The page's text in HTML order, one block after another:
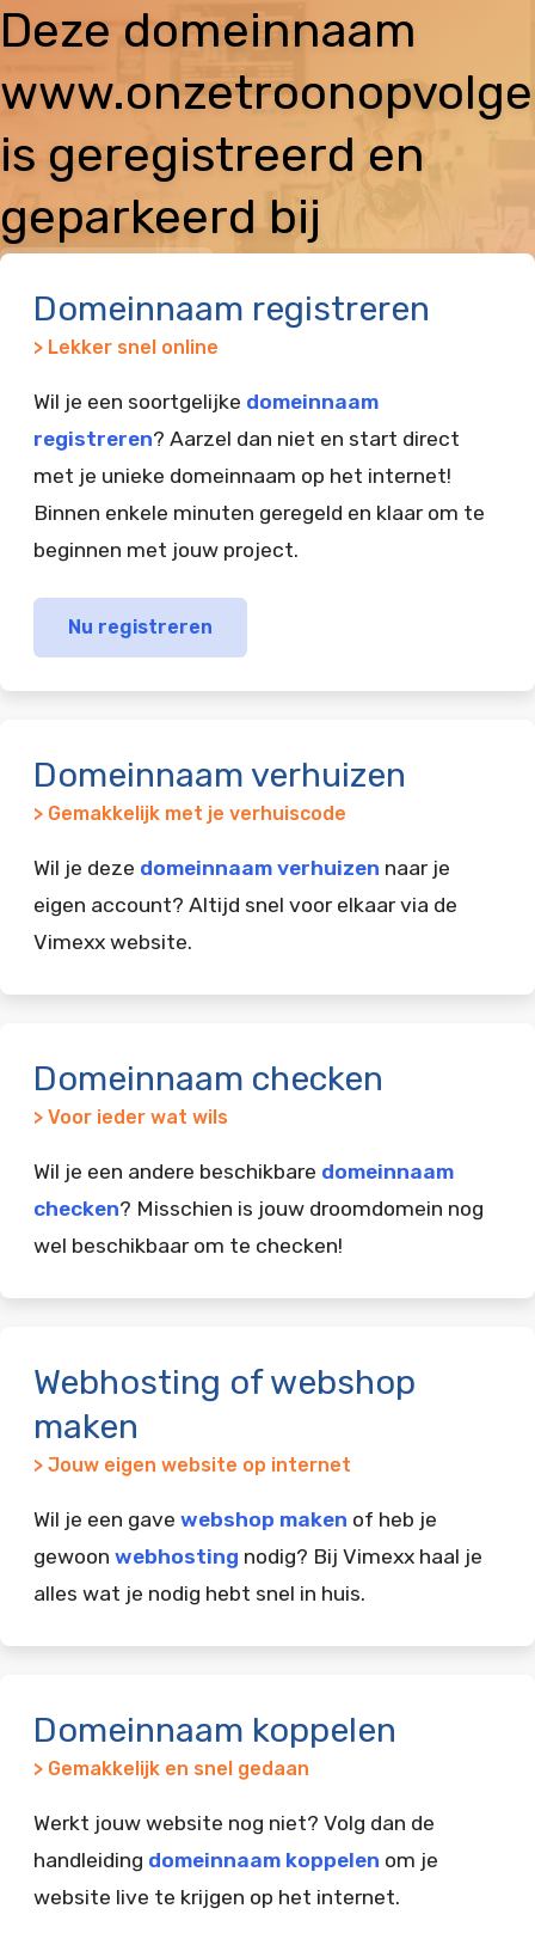
Deze domeinnaam
is geregistreerd en
geparkeerd bij
Domeinnaam registreren
> Lekker snel online
Wil je een soortgelijke domeinnaam
registreren? Aarzel dan niet en start direct
met je unieke domeinnaam op het internet!
Binnen enkele minuten geregeld en klaar om te
beginnen met jouw project.
Nu registreren
Domeinnaam verhuizen
> Gemakkelijk met je verhuiscode
Wil je deze domeinnaam verhuizen naar je
eigen account? Altijd snel voor elkaar via de
Vimexx website.
Domeinnaam checken
> Voor ieder wat wils
Wil je een andere beschikbare domeinnaam
checken? Misschien is jouw droomdomein nog
wel beschikbaar om te checken!
Webhosting of webshop
maken
> Jouw eigen website op internet
Wil je een gave webshop maken of heb je
gewoon webhosting nodig? Bij Vimexx haal je
alles wat je nodig hebt snel in huis.
Domeinnaam koppelen
> Gemakkelijk en snel gedaan
Werkt jouw website nog niet? Volg dan de
handleiding domeinnaam koppelen om je
website live te krijgen op het internet.